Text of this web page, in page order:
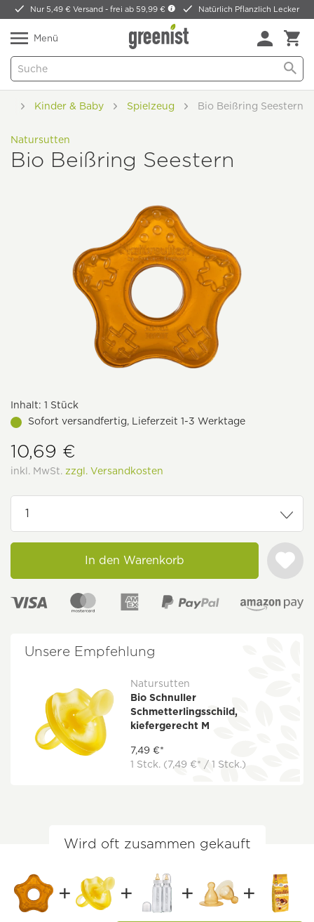
Nur 5,49 € Versand -frei ab 59,99 € Natürlich Pflanzlich Lecker
Menü
Kinder & Baby Spielzeug Bio Beißring Seestern
Natursutten
Bio Beißring Seestern
Inhalt: 1 Stück
Sofort versandfertig, Lieferzeit 1-3 Werktage
10,69 €
inkl. MwSt. zzgl. Versandkosten
In den Warenkorb
Unsere Empfehlung
Natursutten
Bio Schnuller
Schmetterlingsschild,
kiefergerecht M
7,49 €*
1 Stck. (7,49 €* / 1 Stck.)
Wird oft zusammen gekauft